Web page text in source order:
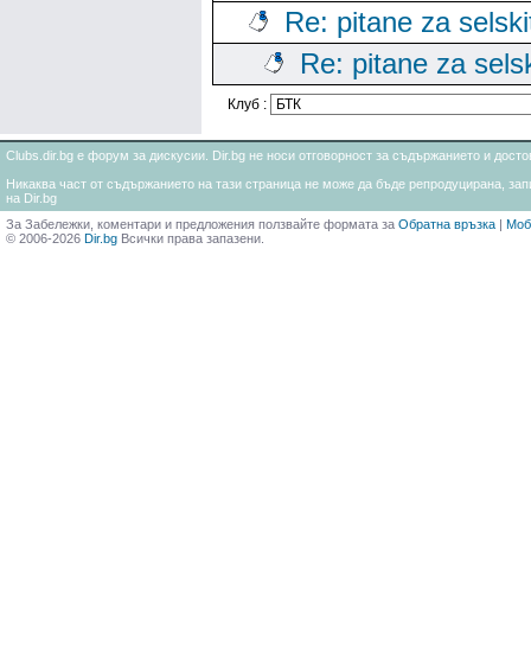
Re: pitane za
Re: pitane za
Клуб :
Clubs.dir.bg е форум за дискусии. Dir.bg не носи отговорност за съдържанието и
Никаква част от съдържанието на тази страница не може да бъде репродуцирана,
на Dir.bg
За Забележки, коментари и предложения ползвайте формата за Обратна връзка |
© 2006-2026 Dir.bg Всички права запазени.